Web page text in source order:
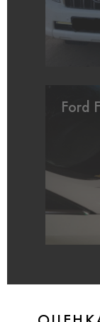
Ford